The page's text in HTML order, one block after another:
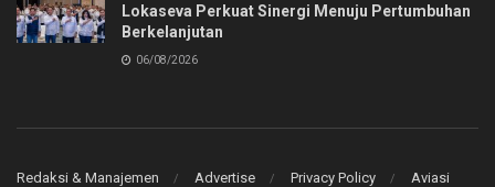
Lokaseva Perkuat Sinergi Menuju Pertumbuhan
Berkelanjutan
06/08/2026
Redaksi & Manajemen Advertise Privacy Policy Aviasi